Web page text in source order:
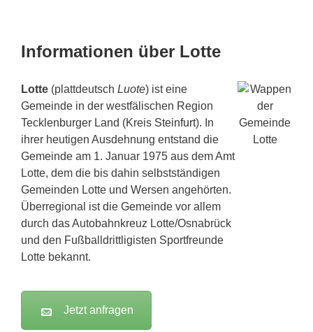
Informationen über Lotte
Lotte (plattdeutsch Luote) ist eine
Gemeinde in der westfälischen Region
Tecklenburger Land (Kreis Steinfurt). In
ihrer heutigen Ausdehnung entstand die
Gemeinde am 1. Januar 1975 aus dem Amt
Lotte, dem die bis dahin selbstständigen
Gemeinden Lotte und Wersen angehörten.
Überregional ist die Gemeinde vor allem
durch das Autobahnkreuz Lotte/Osnabrück
und den Fußballdrittligisten Sportfreunde
Lotte bekannt.
Jetzt anfragen